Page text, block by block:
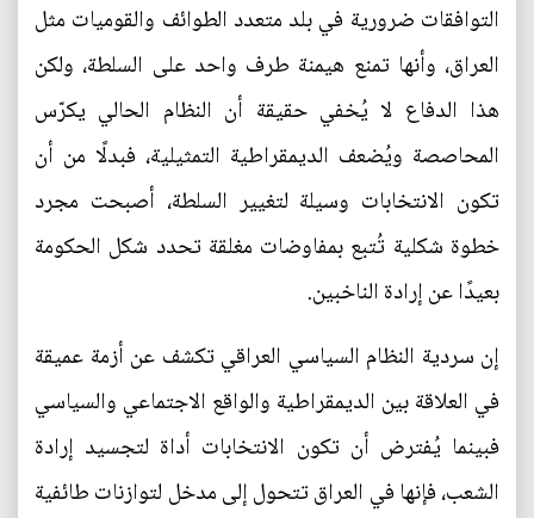
التوافقات ضرورية في بلد متعدد الطوائف والقوميات مثل
العراق، وأنها تمنع هيمنة طرف واحد على السلطة، ولكن
هذا الدفاع لا يُخفي حقيقة أن النظام الحالي يكرّس
المحاصصة ويُضعف الديمقراطية التمثيلية، فبدلًا من أن
تكون الانتخابات وسيلة لتغيير السلطة، أصبحت مجرد
خطوة شكلية تُتبع بمفاوضات مغلقة تحدد شكل الحكومة
بعيدًا عن إرادة الناخبين.
إن سردية النظام السياسي العراقي تكشف عن أزمة عميقة
في العلاقة بين الديمقراطية والواقع الاجتماعي والسياسي
فبينما يُفترض أن تكون الانتخابات أداة لتجسيد إرادة
الشعب، فإنها في العراق تتحول إلى مدخل لتوازنات طائفية